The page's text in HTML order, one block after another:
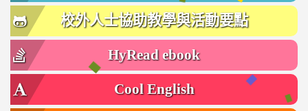
校外人士協助教學與活動要點
HyRead ebook
Cool English